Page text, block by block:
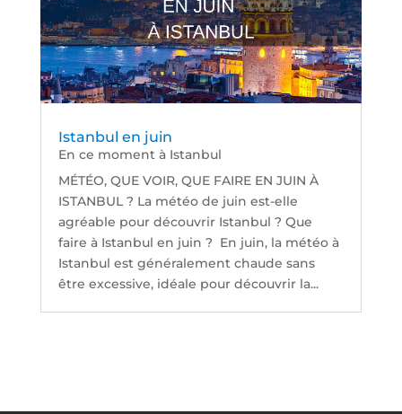
Istanbul en juin
En ce moment à Istanbul
MÉTÉO, QUE VOIR, QUE FAIRE EN JUIN À
ISTANBUL ? La météo de juin est-elle
agréable pour découvrir Istanbul ? Que
faire à Istanbul en juin ? En juin, la météo à
Istanbul est généralement chaude sans
être excessive, idéale pour découvrir la...